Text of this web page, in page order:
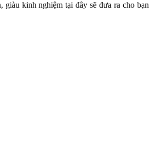
kinh nghiệm tại đây sẽ đưa ra cho bạn